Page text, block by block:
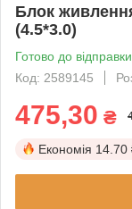
Блок
(4.5*3.0)
Готово до відправки
Код: 2589145
475,30 ₴
Економія 14.70